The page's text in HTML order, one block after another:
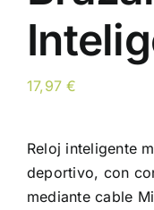
17,97€
Reloj inteligente
deportivo, con
mediante cable